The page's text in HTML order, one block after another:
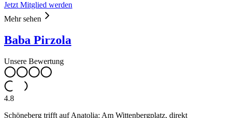
Jetzt Mitglied werden
Mehr sehen
Baba Pirzola
Unsere Bewertung
4.8
Schöneberg trifft auf Anatolia: Am Wittenbergplatz, direkt